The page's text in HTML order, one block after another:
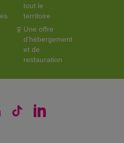
tout le
territoire
Une offre
d'hébergement
et de
restauration